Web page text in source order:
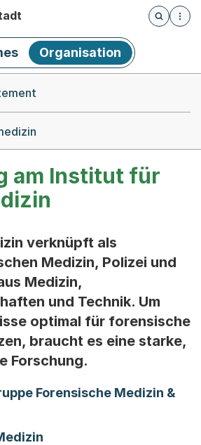
Öffnet
Organisation
am Institut für
verknüpft als
Medizin, Polizei und
Medizin,
und Technik. Um
optimal für forensische
braucht es eine starke,
Forschung.
Forensische Medizin &